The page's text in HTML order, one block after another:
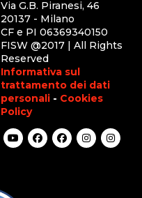
Via G.B. Piranesi, 46
20137 - Milano
CF e PI 06369340150
FISW @2017 | All Rights
Reserved
Informativa sul
trattamento dei dati
personali - Cookies
Policy